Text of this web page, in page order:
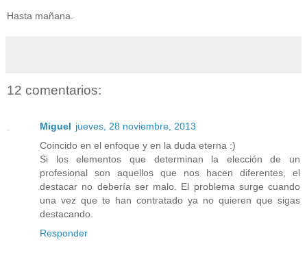
Hasta mañana.
12 comentarios:
Miguel jueves, 28 noviembre, 2013
Coincido en el enfoque y en la duda eterna :)
Si los elementos que determinan la elección de un
profesional son aquellos que nos hacen diferentes, el
destacar no debería ser malo. El problema surge cuando
una vez que te han contratado ya no quieren que sigas
destacando.
Responder